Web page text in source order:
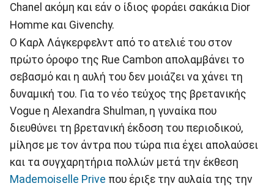
Chanel ακόμη και εάν ο ίδιος φοράει σακάκια Dior
Homme και Givenchy.
O Kαρλ Λάγκερφελντ από το ατελιέ του στον
πρώτο όροφο της Rue Cambon απολαμβάνει το
σεβασμό και η αυλή του δεν μοιάζει να χάνει τη
δυναμική του. Για το νέο τεύχος της βρετανικής
Vogue η Alexandra Shulman, η γυναίκα που
διευθύνει τη βρετανική έκδοση του περιοδικού,
μίλησε με τον άντρα που τώρα πια έχει απολαύσει
και τα συγχαρητήρια πολλών μετά την έκθεση
Mademoiselle Prive που έριξε την αυλαία της την